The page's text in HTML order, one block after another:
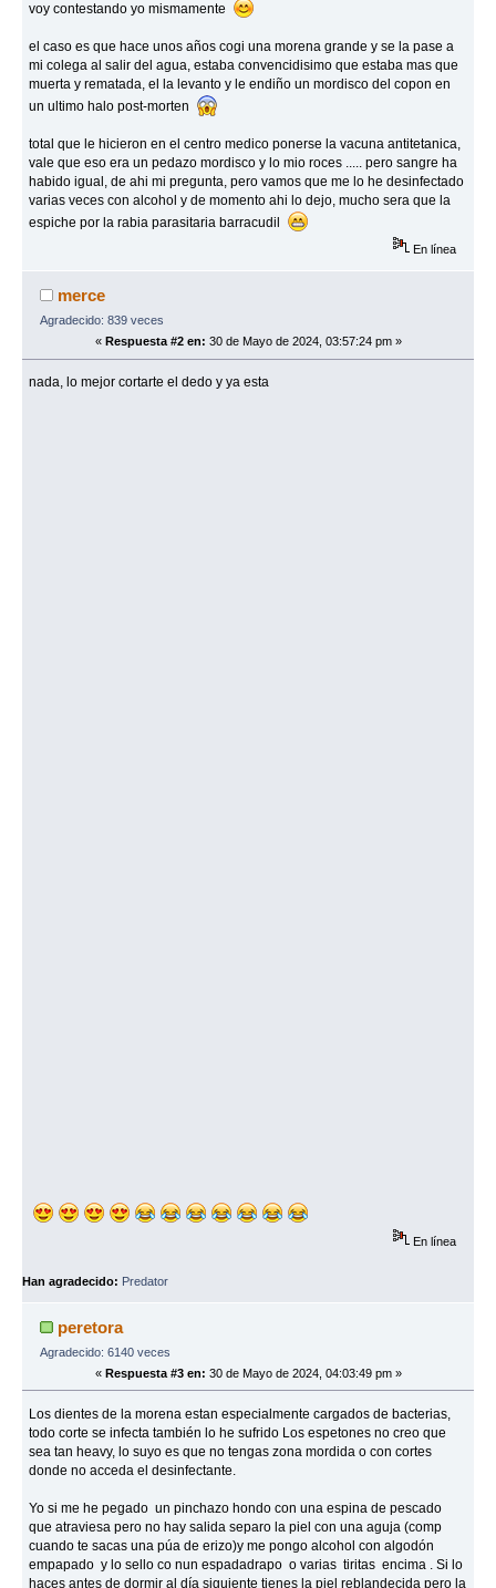
voy contestando yo mismamente
el caso es que hace unos años cogi una morena grande y se la pase a
mi colega al salir del agua, estaba convencidisimo que estaba mas que
muerta y rematada, el la levanto y le endiño un mordisco del copon en
un ultimo halo post-morten
total que le hicieron en el centro medico ponerse la vacuna antitetanica,
vale que eso era un pedazo mordisco y lo mio roces ..... pero sangre ha
habido igual, de ahi mi pregunta, pero vamos que me lo he desinfectado
varias veces con alcohol y de momento ahi lo dejo, mucho sera que la
espiche por la rabia parasitaria barracudil
En línea
merce
Agradecido: 839 veces
« Respuesta #2 en: 30 de Mayo de 2024, 03:57:24 pm »
nada, lo mejor cortarte el dedo y ya esta
En línea
Han agradecido: Predator
peretora
Agradecido: 6140 veces
« Respuesta #3 en: 30 de Mayo de 2024, 04:03:49 pm »
Los dientes de la morena estan especialmente cargados de bacterias,
todo corte se infecta también lo he sufrido Los espetones no creo que
sea tan heavy, lo suyo es que no tengas zona mordida o con cortes
donde no acceda el desinfectante.
Yo si me he pegado un pinchazo hondo con una espina de pescado
que atraviesa pero no hay salida separo la piel con una aguja (comp
cuando te sacas una púa de erizo)y me pongo alcohol con algodón
empapado y lo sello co nun espadadrapo o varias tiritas encima . Si lo
haces antes de dormir al día siguiente tienes la piel reblandecida pero la